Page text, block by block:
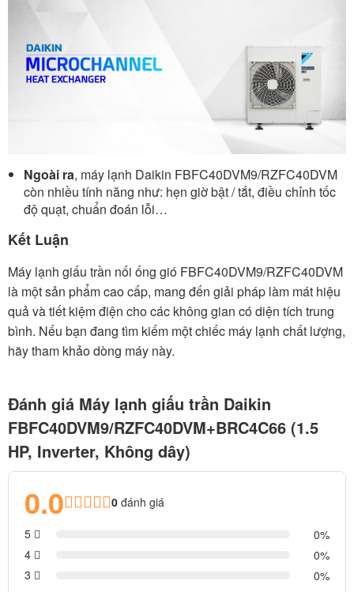
Ngoài ra, máy lạnh Daikin FBFC40DVM9/RZFC40DVM
còn nhiều tính năng như: hẹn giờ bật / tắt, điều chỉnh tốc
độ quạt, chuẩn đoán lỗi…
Kết Luận
Máy lạnh giấu trần nối ống gió FBFC40DVM9/RZFC40DVM
là một sản phẩm cao cấp, mang đến giải pháp làm mát hiệu
quả và tiết kiệm điện cho các không gian có diện tích trung
bình. Nếu bạn đang tìm kiếm một chiếc máy lạnh chất lượng,
hãy tham khảo dòng máy này.
Đánh giá Máy lạnh giấu trần Daikin
FBFC40DVM9/RZFC40DVM+BRC4C66 (1.5
HP, Inverter, Không dây)
0.0 0 đánh giá
5
0
4
0
3
0